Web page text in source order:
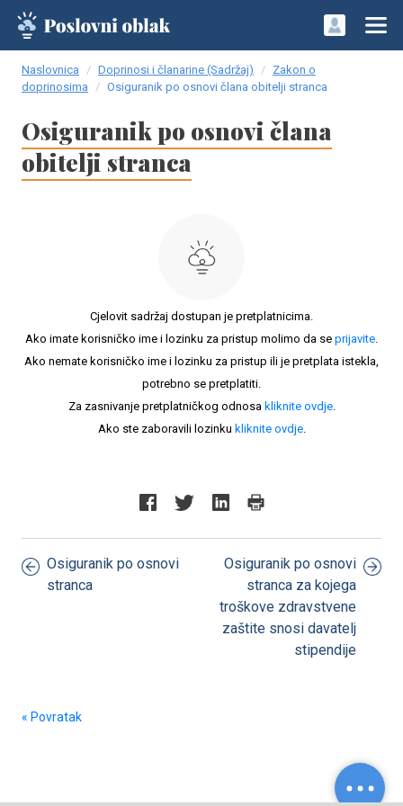
Naslovnica Doprinosi i članarine (Sadržaj)
Zakon o
doprinosima
Osiguranik po osnovi člana obitelji stranca
Osiguranik po osnovi člana
obitelji stranca
Cjelovit sadržaj dostupan je pretplatnicima.
Ako imate korisničko ime i lozinku za pristup molimo da se prijavite.
Ako nemate korisničko ime i lozinku za pristup ili je pretplata istekla,
potrebno se pretplatiti.
Za zasnivanje pretplatničkog odnosa kliknite ovdje.
Ako ste zaboravili lozinku kliknite ovdje.
Osiguranik po osnovi
stranca
Osiguranik po osnovi
stranca za kojega
troškove zdravstvene
zaštite snosi davatelj
stipendije
« Povratak